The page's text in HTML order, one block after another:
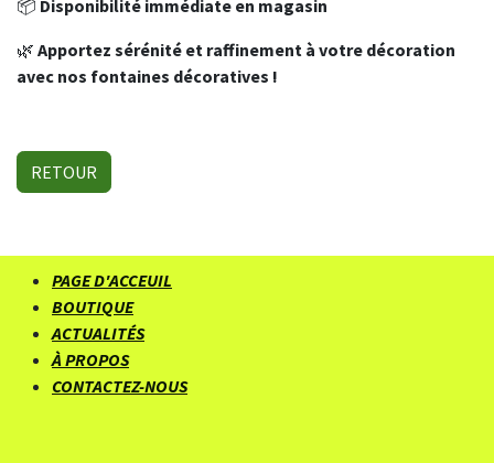
📦 Disponibilité immédiate en magasin
🌿 Apportez sérénité et raffinement à votre décoration
avec nos fontaines décoratives !
RETOUR
PAGE D'ACCEUIL
BOUTIQUE
ACTUALITÉS
À PROPOS
CONTACTEZ-NOUS